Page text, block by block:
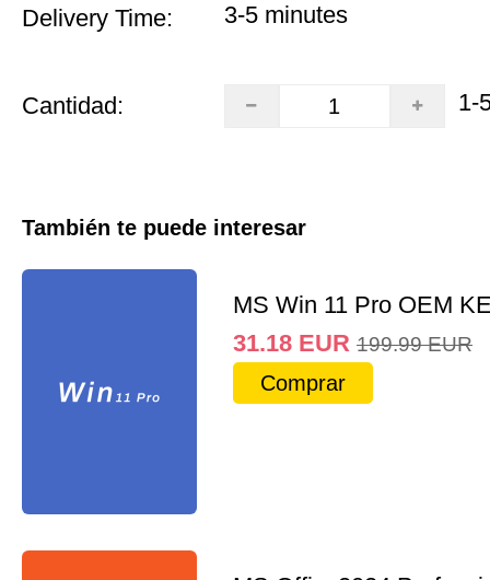
Delivery Time: 3-5 minutes
Cantidad: 1-
También te puede interesar
MS Win 11 Pro OEM
31.18 EUR 199.99 EUR
Comprar